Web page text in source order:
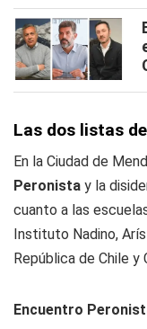
Las dos listas
En la Ciudad de
Peronista y la
cuanto a las
Instituto Nadino,
República de Chile y
Encuentro